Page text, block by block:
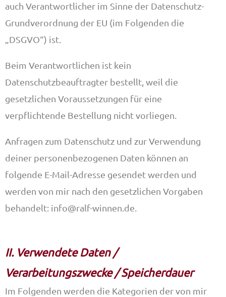
auch Verantwortlicher im Sinne der Datenschutz-
Grundverordnung der EU (im Folgenden die
„DSGVO“) ist.
Beim Verantwortlichen ist kein
Datenschutzbeauftragter bestellt, weil die
gesetzlichen Voraussetzungen für eine
verpflichtende Bestellung nicht vorliegen.
Anfragen zum Datenschutz und zur Verwendung
deiner personenbezogenen Daten können an
folgende E-Mail-Adresse gesendet werden und
werden von mir nach den gesetzlichen Vorgaben
behandelt: info@ralf-winnen.de.
II. Verwendete Daten /
Verarbeitungszwecke / Speicherdauer
Im Folgenden werden die Kategorien der von mir